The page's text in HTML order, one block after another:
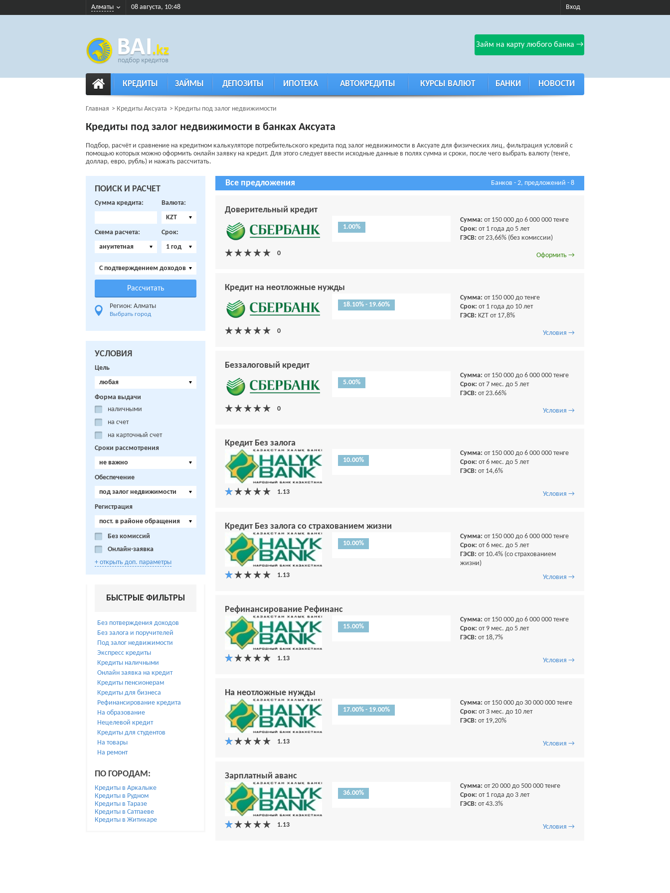
Алматы 08 августа, 10:48 Вход
Займ на карту любого банка →
КРЕДИТЫ ЗАЙМЫ ДЕПОЗИТЫ ИПОТЕКА АВТОКРЕДИТЫ КУРСЫ ВАЛЮТ БАНКИ НОВОСТИ
Главная Кредиты Аксуата Кредиты под залог недвижимости
Кредиты под залог недвижимости в банках Аксуата
Подбор, расчёт и сравнение на кредитном калькуляторе потребительского кредита под залог недвижимости в Аксуате для физических лиц, фильтрация условий с
помощью которых можно оформить онлайн заявку на кредит. Для этого следует ввести исходные данные в полях сумма и сроки, после чего выбрать валюту (тенге,
доллар, евро, рубль) и нажать рассчитать.
Все предложения Банков - 2, предложений - 8
Доверительный кредит
1.00%
Сумма: от 150 000 до 6 000 000 тенге
Срок: от 1 года до 5 лет
ГЭСВ: от 23,66% (без комиссии)
Оформить →
Кредит на неотложные нужды
18.10% - 19.60%
Сумма: от 150 000 до тенге
Срок: от 1 года до 10 лет
ГЭСВ: KZT от 17,8%
Условия →
Беззалоговый кредит
5.00%
Сумма: от 150 000 до 6 000 000 тенге
Срок: от 7 мес. до 5 лет
ГЭСВ: от 23.66%
Условия →
Кредит Без залога
10.00%
Сумма: от 150 000 до 6 000 000 тенге
Срок: от 6 мес. до 5 лет
ГЭСВ: от 14,6%
Условия →
Кредит Без залога со страхованием жизни
10.00%
Сумма: от 150 000 до 6 000 000 тенге
Срок: от 6 мес. до 5 лет
ГЭСВ: от 10.4% (со страхованием
жизни)
Условия →
Рефинансирование Рефинанс
15.00%
Сумма: от 150 000 до 6 000 000 тенге
Срок: от 9 мес. до 5 лет
ГЭСВ: от 18,7%
Условия →
На неотложные нужды
17.00% - 19.00%
Сумма: от 150 000 до 30 000 000 тенге
Срок: от 3 мес. до 10 лет
ГЭСВ: от 19,20%
Условия →
Зарплатный аванс
36.00%
Сумма: от 20 000 до 500 000 тенге
Срок: от 1 года до 3 лет
ГЭСВ: от 43.3%
Условия →
ПОИСК И РАСЧЕТ
Сумма кредита:
Валюта:
KZT
Схема расчета:
ануитетная
Срок:
1 год
C подтверждением доходов
Регион: Алматы
Выбрать город
УСЛОВИЯ
Цель
любая
Форма выдачи
наличными
на счет
на карточный счет
Сроки рассмотрения
не важно
Обеспечение
под залог недвижимости
Регистрация
пост. в районе обращения
Без комиссий
Онлайн-заявка
+ открыть доп. параметры
БЫСТРЫЕ ФИЛЬТРЫ
Без потверждения доходов
Без залога и поручителей
Под залог недвижимости
Экспресс кредиты
Кредиты наличными
Онлайн заявка на кредит
Кредиты пенсионерам
Кредиты для бизнеса
Рефинансирование кредита
На образование
Нецелевой кредит
Кредиты для студентов
На товары
На ремонт
ПО ГОРОДАМ:
Кредиты в Аркалыке
Кредиты в Рудном
Кредиты в Таразе
Кредиты в Сатпаеве
Кредиты в Житикаре